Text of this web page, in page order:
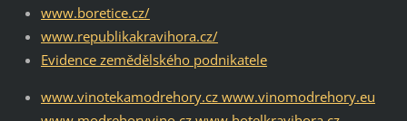
www.boretice.cz/
www.republikakravihora.cz/
Evidence zemědělského podnikatele
www.vinotekamodrehory.czwww.vinomodrehory.eu